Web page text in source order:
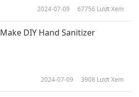
2024-07-09 67756 Lượt Xem
Make DIY Hand Sanitizer
2024-07-09 3908 Lượt Xem